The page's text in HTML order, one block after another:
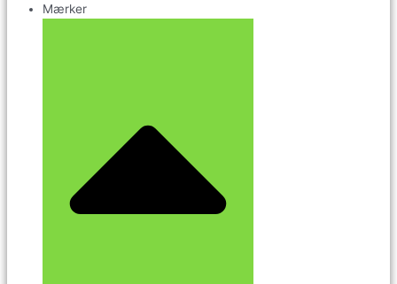
Mærker